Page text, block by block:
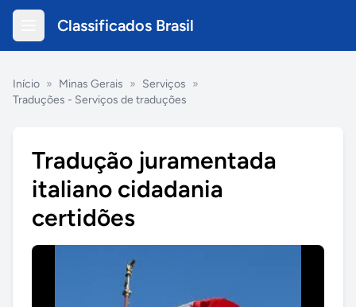
Classificados Brasil
Início » Minas Gerais » Serviços »
Traduções - Serviços de traduções
Tradução juramentada
italiano cidadania
certidões